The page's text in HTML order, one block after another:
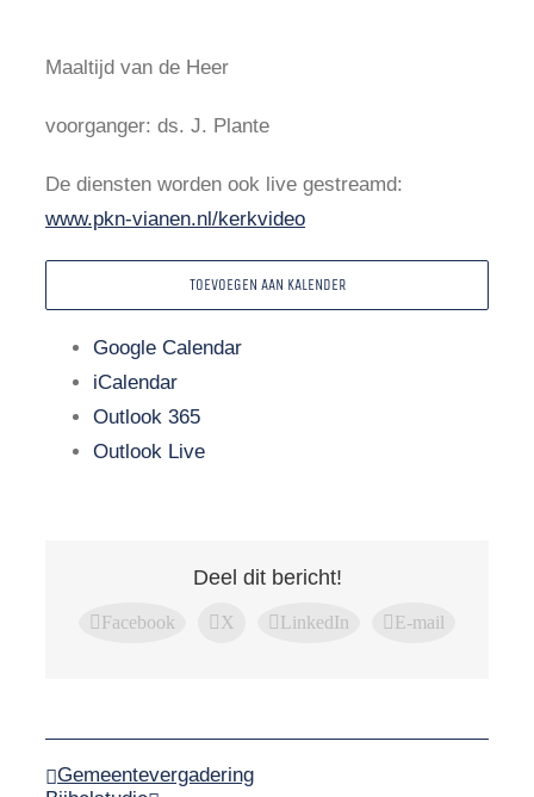
Maaltijd van de Heer
voorganger: ds. J. Plante
De diensten worden ook live gestreamd:
www.pkn-vianen.nl/kerkvideo
TOEVOEGEN AAN KALENDER
Google Calendar
iCalendar
Outlook 365
Outlook Live
Deel dit bericht!
Facebook X LinkedIn E-mail
Gemeentevergadering